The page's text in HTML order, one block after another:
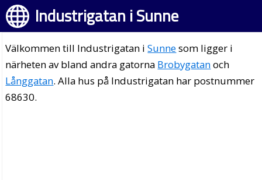
Industrigatan i Sunne
Välkommen till Industrigatan iSunnesom ligger i
närheten av bland andra gatorna Brobygatanoch
Långgatan. Alla hus på Industrigatan har postnummer
68630.